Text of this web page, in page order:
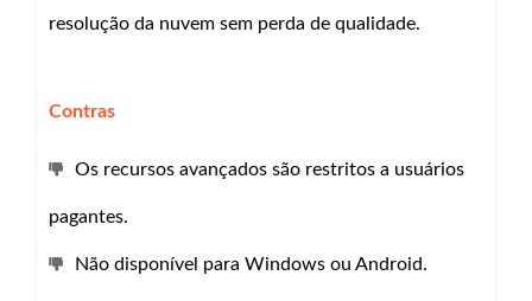
resolução da nuvem sem perda de qualidade.
Contras
Os recursos avançados são restritos a usuários
pagantes.
Não disponível para Windows ou Android.